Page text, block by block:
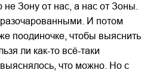
Зону от нас, а нас от Зоны.
И потом
поодиночке, чтобы выяснить
ли как-то всё-таки
что можно. Но с